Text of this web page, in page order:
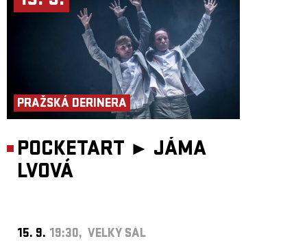
PRAŽSKÁ DERINERA
POCKETART ► JÁMA
LVOVÁ
15. 9. 19:30, VELKÝ SÁL